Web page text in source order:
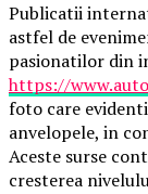
Publicatii
astfel de
pasionatilor din
https://
foto care
anvelopele, in
Aceste surse
cresterea